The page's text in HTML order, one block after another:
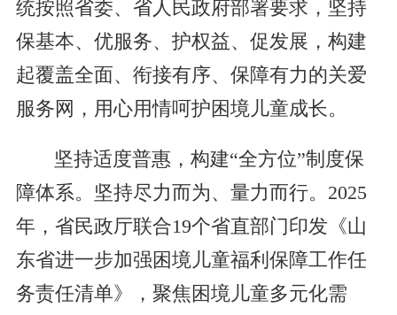
统按照省委、省人民政府部署要求，坚持
保基本、优服务、护权益、促发展，构建
起覆盖全面、衔接有序、保障有力的关爱
服务网，用心用情呵护困境儿童成长。
坚持适度普惠，构建“全方位”制度保
障体系。坚持尽力而为、量力而行。2025
年，省民政厅联合19个省直部门印发《山
东省进一步加强困境儿童福利保障工作任
务责任清单》，聚焦困境儿童多元化需